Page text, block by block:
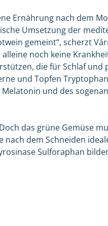
Ernährung nach dem
Umsetzung der
gemeint“, scherzt
alleine noch keine
die für Schlaf und
und Topfen
und des
das grüne Gemüse
dem Schneiden
Sulforaphan